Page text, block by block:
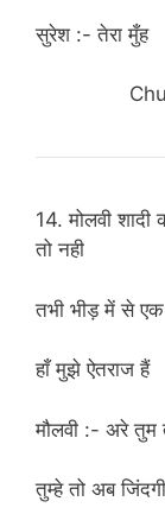
सुरेश :- तेरा मुँह
14. मोलवी
तो नही
तभी भीड़ में से
हाँ मुझे ऐतराज हैं
मौलवी :- अरे तुम
तुम्हे तो अब जिंदगी